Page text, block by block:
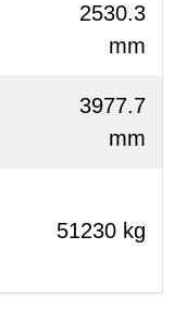
2530.3
mm
3977.7
mm
51230 kg